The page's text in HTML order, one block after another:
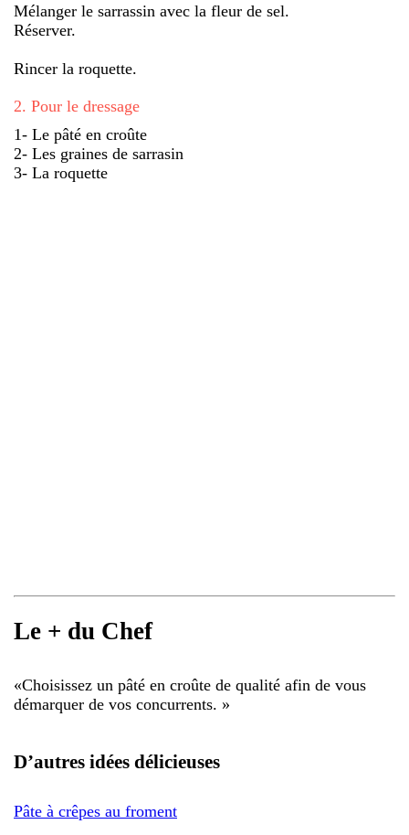
Mélanger le sarrassin avec la fleur de sel.
Réserver.
Rincer la roquette.
2. Pour le dressage
1- Le pâté en croûte
2- Les graines de sarrasin
3- La roquette
Le + du Chef
«Choisissez un pâté en croûte de qualité afin de vous
démarquer de vos concurrents. »
D’autres idées délicieuses
Pâte à crêpes au froment